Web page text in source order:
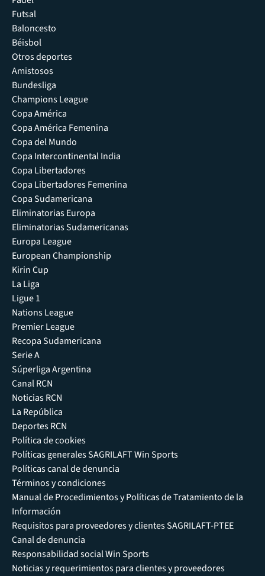
Futsal
Baloncesto
Béisbol
Otros deportes
Amistosos
Bundesliga
Champions League
Copa América
Copa América Femenina
Copa del Mundo
Copa Intercontinental India
Copa Libertadores
Copa Libertadores Femenina
Copa Sudamericana
Eliminatorias Europa
Eliminatorias Sudamericanas
Europa League
European Championship
Kirin Cup
La Liga
Ligue 1
Nations League
Premier League
Recopa Sudamericana
Serie A
Súperliga Argentina
Canal RCN
Noticias RCN
La República
Deportes RCN
Política de cookies
Políticas generales SAGRILAFT Win Sports
Políticas canal de denuncia
Términos y condiciones
Manual de Procedimientos y Políticas de Tratamiento de la
Información
Requisitos para proveedores y clientes SAGRILAFT-PTEE
Canal de denuncia
Responsabilidad social Win Sports
Noticias y requerimientos para clientes y proveedores